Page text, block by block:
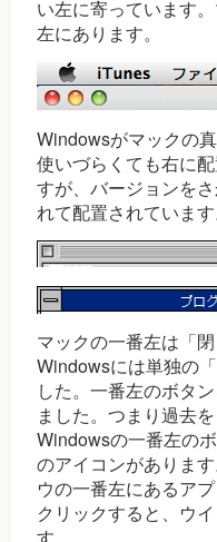
い左に寄っています
左にあります。
Windowsがマックの
使いづらくても右に
すが、バージョンを
れて配置されていま
マックの一番左は「
Windowsには単独の
した。一番左のボタ
ました。つまり過去
Windowsの一番左の
のアイコンがありま
ウの一番左にあるア
クリックすると、ウ